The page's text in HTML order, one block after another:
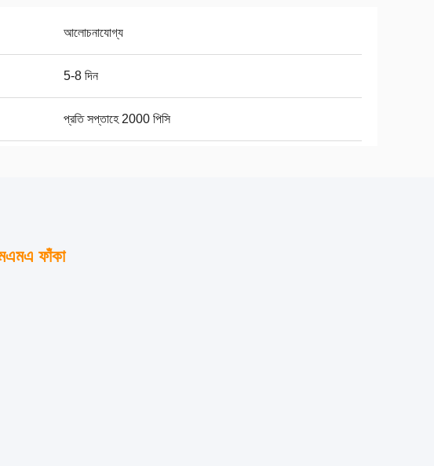
আলোচনাযোগ্য
5-8 দিন
প্রতি সপ্তাহে 2000 পিসি
ফাঁকা